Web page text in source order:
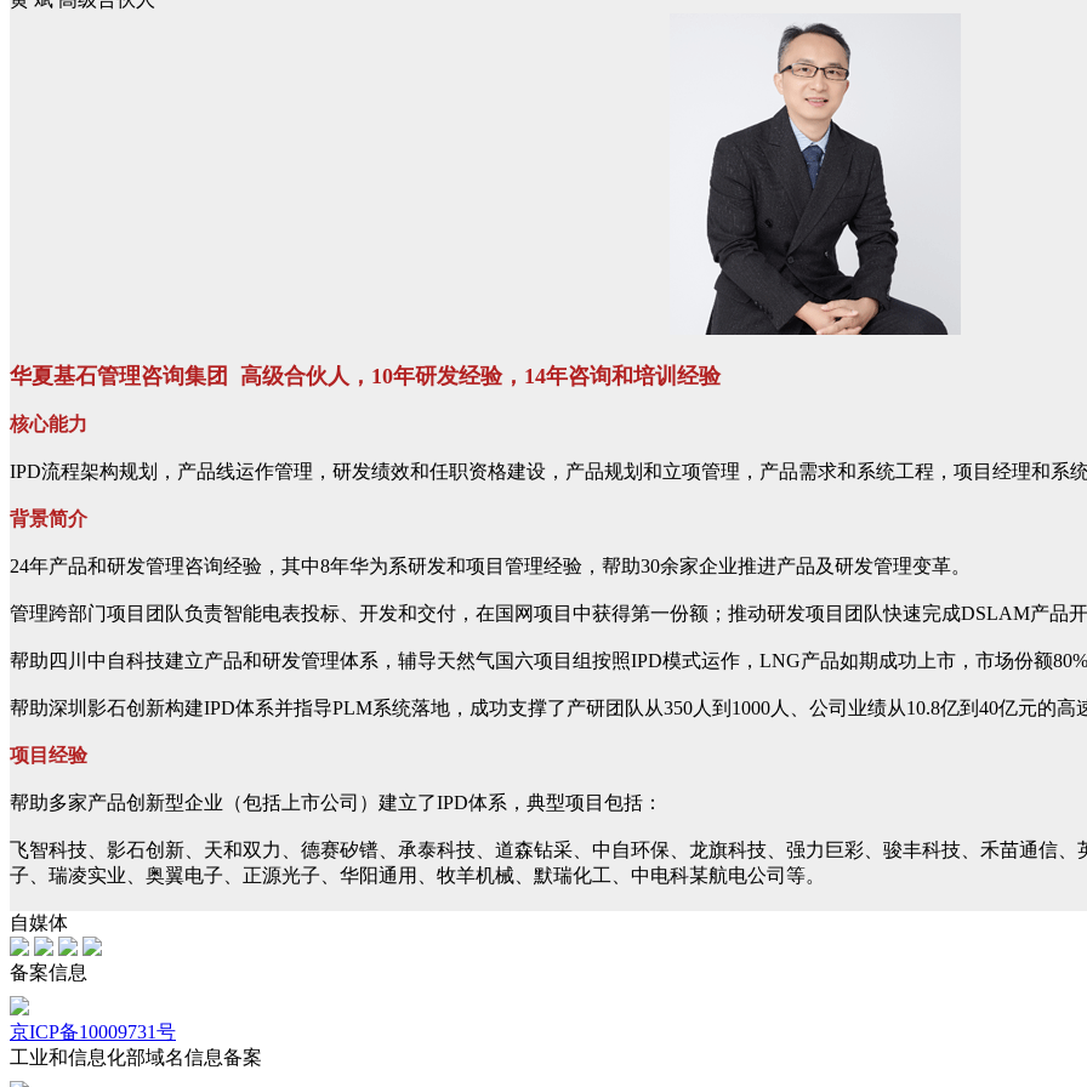
华夏基石管理咨询集团 高级合伙人， 10年研发经验，14年咨询和培训经验
核心能力
IPD流程架构规划，产品线运作管理，研发绩效和任职资格建设，产品规划和立项管理，产品需求和系统工程，项目经理和系统
背景简介
24年产品和研发管理咨询经验，其中8年华为系研发和项目管理经验，帮助30余家企业推进产品及研发管理变革。
管理跨部门项目团队负责智能电表投标、开发和交付，在国网项目中获得第一份额；推动研发项目团队快速完成DSLAM产品开
帮助四川中自科技建立产品和研发管理体系，辅导天然气国六项目组按照IPD模式运作，LNG产品如期成功上市，市场份额80%
帮助深圳影石创新构建IPD体系并指导PLM系统落地，成功支撑了产研团队从350人到1000人、公司业绩从10.8亿到40亿元的高
项目经验
帮助多家产品创新型企业（包括上市公司）建立了IPD体系，典型项目包括：
飞智科技、影石创新、天和双力、德赛矽镨、承泰科技、道森钻采、中自环保、龙旗科技、强力巨彩、骏丰科技、禾苗通信
子、瑞凌实业、奥翼电子、正源光子、华阳通用、牧羊机械、默瑞化工、中电科某航电公司等。
自媒体
备案信息
京ICP备10009731号
工业和信息化部域名信息备案